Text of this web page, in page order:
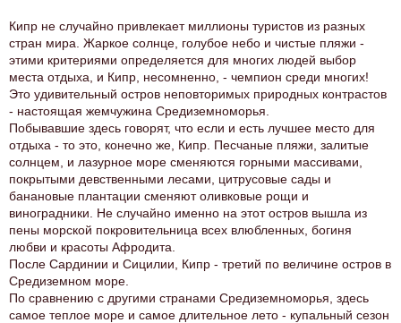
Кипр не случайно привлекает миллионы туристов из разных
стран мира. Жаркое солнце, голубое небо и чистые пляжи -
этими критериями определяется для многих людей выбор
места отдыха, и Кипр, несомненно, - чемпион среди многих!
Это удивительный остров неповторимых природных контрастов
- настоящая жемчужина Средиземноморья.
Побывавшие здесь говорят, что если и есть лучшее место для
отдыха - то это, конечно же, Кипр. Песчаные пляжи, залитые
солнцем, и лазурное море сменяются горными массивами,
покрытыми девственными лесами, цитрусовые сады и
банановые плантации сменяют оливковые рощи и
виноградники. Не случайно именно на этот остров вышла из
пены морской покровительница всех влюбленных, богиня
любви и красоты Афродита.
После Сардинии и Сицилии, Кипр - третий по величине остров в
Средиземном море.
По сравнению с другими странами Средиземноморья, здесь
самое теплое море и самое длительное лето - купальный сезон